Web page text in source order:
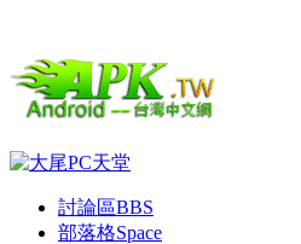
討論區BBS
部落格Space